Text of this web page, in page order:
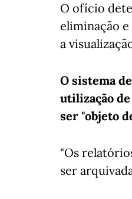
O ofício
eliminação
a
O sistema
utilização de
ser "objeto
"Os
ser